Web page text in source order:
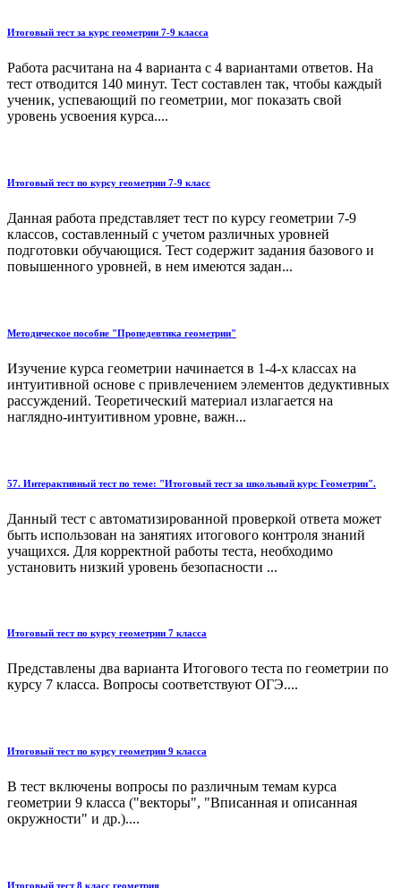
Итоговый тест за курс геометрии 7-9 класса
Работа расчитана на 4 варианта с 4 вариантами ответов. На
тест отводится 140 минут. Тест составлен так, чтобы каждый
ученик, успевающий по геометрии, мог показать свой
уровень усвоения курса....
Итоговый тест по курсу геометрии 7-9 класс
Данная работа представляет тест по курсу геометрии 7-9
классов, составленный с учетом различных уровней
подготовки обучающися. Тест содержит задания базового и
повышенного уровней, в нем имеются задан...
Методическое пособие "Пропедевтика геометрии"
Изучение курса геометрии начинается в 1-4-х классах на
интуитивной основе с привлечением элементов дедуктивных
рассуждений. Теоретический материал излагается на
наглядно-интуитивном уровне, важн...
57. Интерактивный тест по теме: "Итоговый тест за школьный курс Геометрии".
Данный тест с автоматизированной проверкой ответа может
быть использован на занятиях итогового контроля знаний
учащихся. Для корректной работы теста, необходимо
установить низкий уровень безопасности ...
Итоговый тест по курсу геометрии 7 класса
Представлены два варианта Итогового теста по геометрии по
курсу 7 класса. Вопросы соответствуют ОГЭ....
Итоговый тест по курсу геометрии 9 класса
В тест включены вопросы по различным темам курса
геометрии 9 класса ("векторы", "Вписанная и описанная
окружности" и др.)....
Итоговый тест 8 класс геометрия